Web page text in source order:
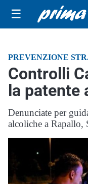
☰
PREVENZIONE
Controlli
la patente
Denunciate per
alcoliche a Rapallo,